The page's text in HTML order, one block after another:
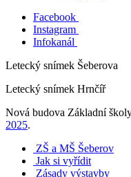
Facebook
Instagram
Infokanál
Letecký snímek Šeberova
Letecký snímek Hrnčíř
Nová budova Základní
2025.
ZŠ a MŠ Šeberov
Jak si vyřídit
Zásady výstavby